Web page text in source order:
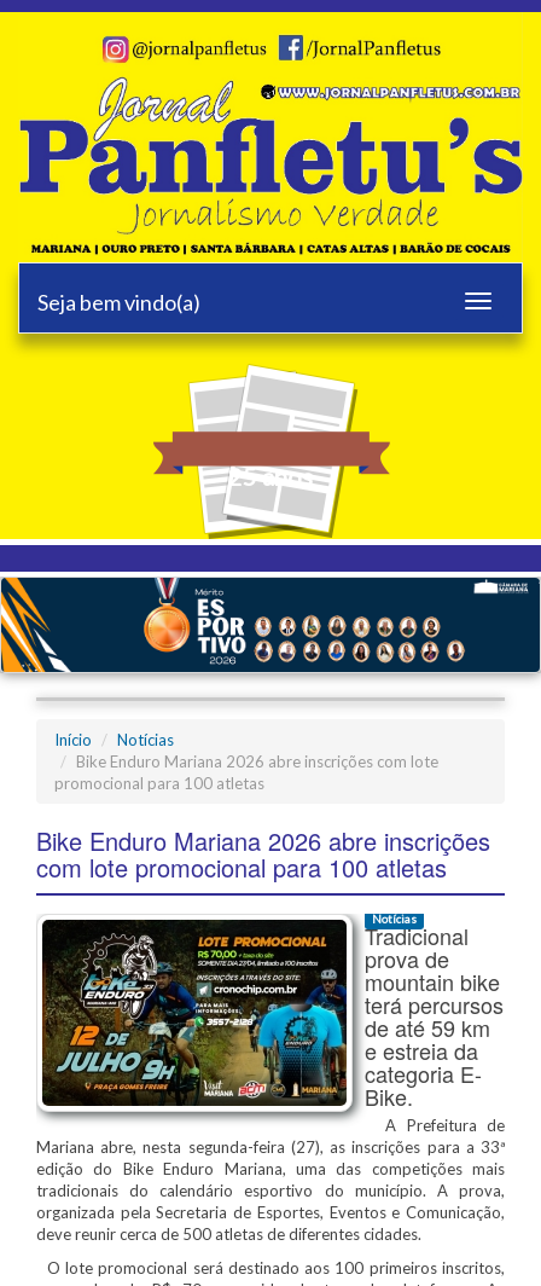
Toggle
Seja bem vindo(a)
25 anos
Início
Notícias
Bike Enduro Mariana 2026 abre inscrições com lote
promocional para 100 atletas
Bike Enduro Mariana 2026 abre inscrições
com lote promocional para 100 atletas
Notícias
Tradicional
prova de
mountain bike
terá percursos
de até 59 km
e estreia da
categoria E-
Bike.
A Prefeitura de
Mariana abre, nesta segunda-feira (27), as inscrições para a 33ª
edição do Bike Enduro Mariana, uma das competições mais
tradicionais do calendário esportivo do município. A prova,
organizada pela Secretaria de Esportes, Eventos e Comunicação,
deve reunir cerca de 500 atletas de diferentes cidades.
O lote promocional será destinado aos 100 primeiros inscritos,